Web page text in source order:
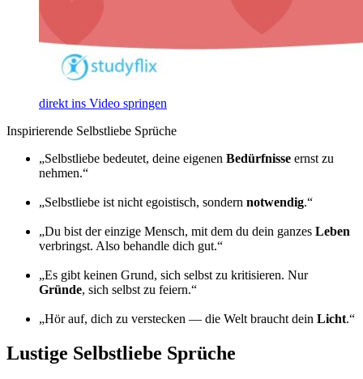
direkt ins Video springen
Inspirierende Selbstliebe Sprüche
„Selbstliebe bedeutet, deine eigenen Bedürfnisse ernst zu
nehmen.“
„Selbstliebe ist nicht egoistisch, sondern notwendig.“
„Du bist der einzige Mensch, mit dem du dein ganzes Leben
verbringst. Also behandle dich gut.“
„Es gibt keinen Grund, sich selbst zu kritisieren. Nur
Gründe, sich selbst zu feiern.“
„Hör auf, dich zu verstecken — die Welt braucht dein Licht.“
Lustige Selbstliebe Sprüche